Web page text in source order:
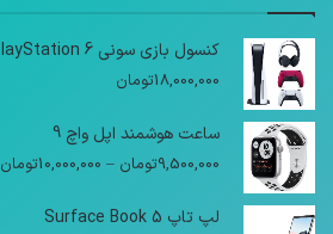
کنسول بازی سونی PlayStation 6
18,000,000تومان
ساعت هوشمند اپل واچ 9
9,500,000تومان –
10,000,000تومان
لپ تاپ Surface Book 5